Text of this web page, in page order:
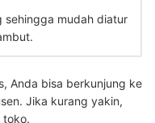
sehingga mudah diatur
Anda bisa berkunjung ke
Jika kurang yakin,
toko.